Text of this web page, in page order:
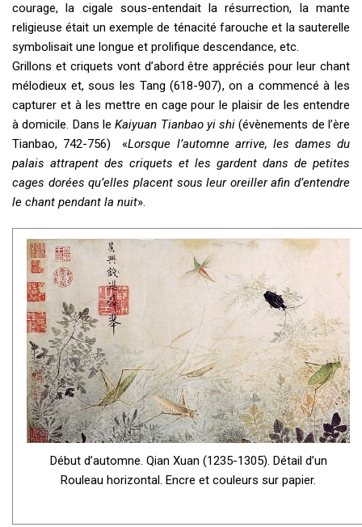
courage, la cigale sous-entendait la résurrection, la mante
religieuse était un exemple de ténacité farouche et la sauterelle
symbolisait une longue et prolifique descendance, etc.
Grillons et criquets vont d’abord être appréciés pour leur chant
mélodieux et, sous les Tang (618-907), on a commencé à les
capturer et à les mettre en cage pour le plaisir de les entendre
à domicile. Dans leKaiyuan Tianbao yi shi (évènements de l’ère
Tianbao, 742-756) «Lorsque l’automne arrive, les dames du
palais attrapent des criquets et les gardent dans de petites
cages dorées qu’elles placent sous leur oreiller afin d’entendre
le chant pendant la nuit».
Début d’automne. Qian Xuan (1235-1305). Détail d’un
Rouleau horizontal. Encre et couleurs sur papier.